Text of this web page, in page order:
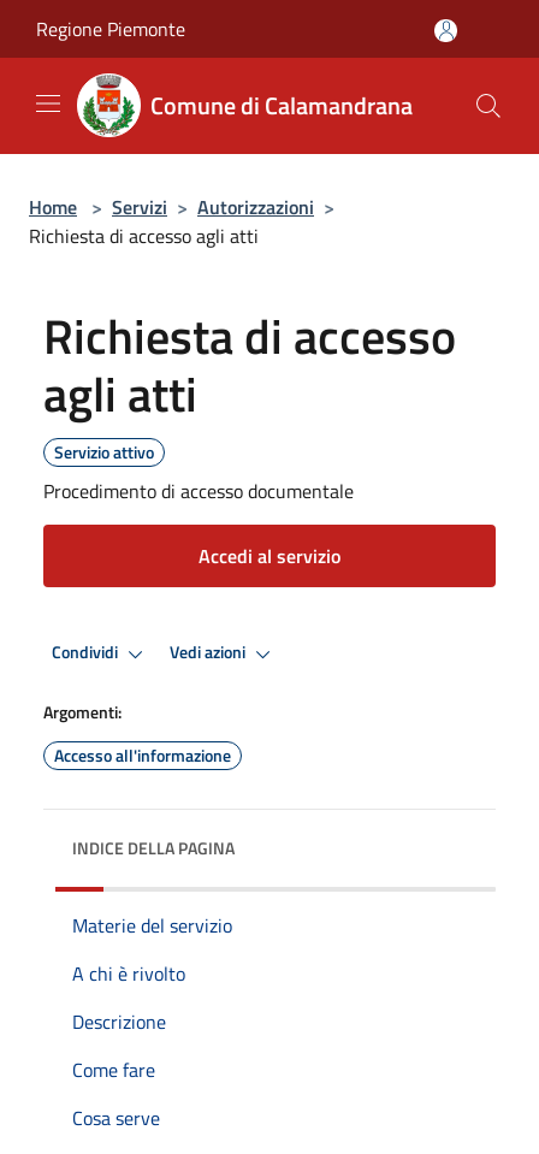
Regione Piemonte
Comune di Calamandrana
Home > Servizi > Autorizzazioni >
Richiesta di accesso agli atti
Richiesta di accesso
agli atti
Servizio attivo
Procedimento di accesso documentale
Accedi al servizio
Condividi Vedi azioni
Argomenti:
Accesso all'informazione
INDICE DELLA PAGINA
Materie del servizio
A chi è rivolto
Descrizione
Come fare
Cosa serve